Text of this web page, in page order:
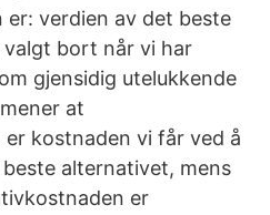
verdien av det beste
bort når vi har
gjensidig utelukkende
at
kostnaden vi får ved å
alternativet, mens
er